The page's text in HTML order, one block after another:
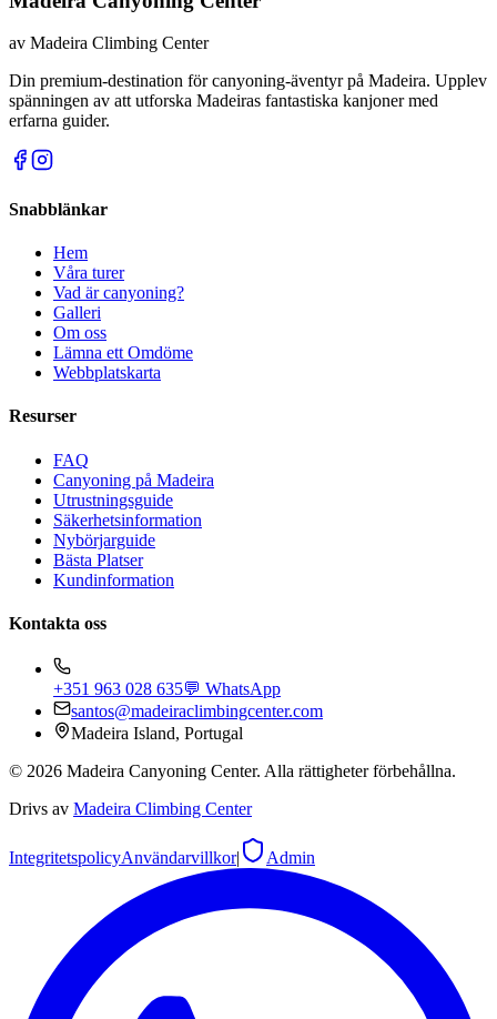
av Madeira Climbing Center
Din premium-destination för canyoning-äventyr på Madeira. Upplev
spänningen av att utforska Madeiras fantastiska kanjoner med
erfarna guider.
Snabblänkar
Hem
Våra turer
Vad är canyoning?
Galleri
Om oss
Lämna ett Omdöme
Webbplatskarta
Resurser
FAQ
Canyoning på Madeira
Utrustningsguide
Säkerhetsinformation
Nybörjarguide
Bästa Platser
Kundinformation
Kontakta oss
+351 963 028 635💬 WhatsApp
santos@madeiraclimbingcenter.com
Madeira Island, Portugal
© 2026 Madeira Canyoning Center. Alla rättigheter förbehållna.
Drivs av Madeira Climbing Center
IntegritetspolicyAnvändarvillkor| Admin